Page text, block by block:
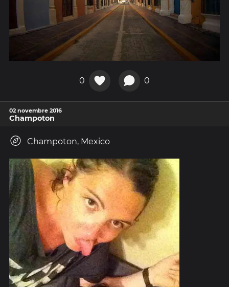
0 0
02 novembre 2016
Champoton
Champoton, Mexico